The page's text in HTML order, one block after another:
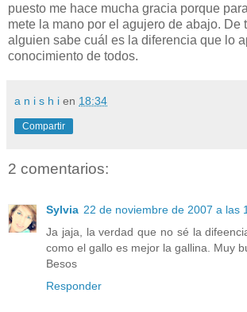
puesto me hace mucha gracia porque
mete la mano por el agujero de abajo. De
alguien sabe cuál es la diferencia que lo
conocimiento de todos.
a n i s h i en 18:34
Compartir
2 comentarios:
Sylvia 22 de noviembre de 2007 a las
Ja jaja, la verdad que no sé la
como el gallo es mejor la gallina. Muy
Besos
Responder